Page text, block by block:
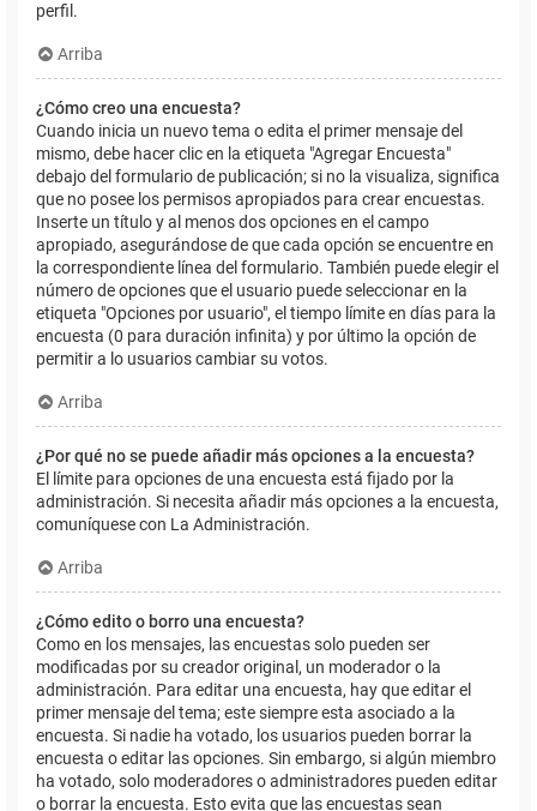
perfil.
Arriba
¿Cómo creo una encuesta?
Cuando inicia un nuevo tema o edita el primer mensaje del
mismo, debe hacer clic en la etiqueta "Agregar Encuesta"
debajo del formulario de publicación; si no la visualiza, significa
que no posee los permisos apropiados para crear encuestas.
Inserte un título y al menos dos opciones en el campo
apropiado, asegurándose de que cada opción se encuentre en
la correspondiente línea del formulario. También puede elegir el
número de opciones que el usuario puede seleccionar en la
etiqueta "Opciones por usuario", el tiempo límite en días para la
encuesta (0 para duración infinita) y por último la opción de
permitir a lo usuarios cambiar su votos.
Arriba
¿Por qué no se puede añadir más opciones a la encuesta?
El límite para opciones de una encuesta está fijado por la
administración. Si necesita añadir más opciones a la encuesta,
comuníquese con La Administración.
Arriba
¿Cómo edito o borro una encuesta?
Como en los mensajes, las encuestas solo pueden ser
modificadas por su creador original, un moderador o la
administración. Para editar una encuesta, hay que editar el
primer mensaje del tema; este siempre esta asociado a la
encuesta. Si nadie ha votado, los usuarios pueden borrar la
encuesta o editar las opciones. Sin embargo, si algún miembro
ha votado, solo moderadores o administradores pueden editar
o borrar la encuesta. Esto evita que las encuestas sean